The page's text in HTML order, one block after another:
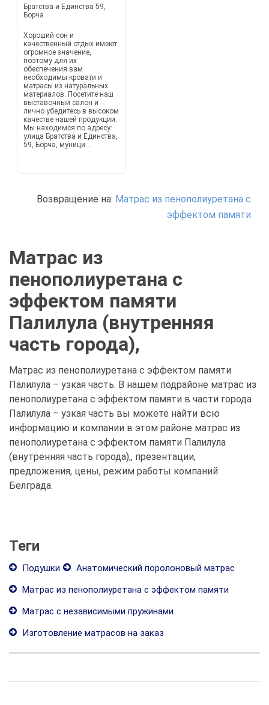
Братства и Единства 59,
Борча
Хороший сон и
качественный отдых имеют
огромное значение,
поэтому для их
обеспечения вам
необходимы кровати и
матрасы из натуральных
материалов. Посетите наш
выставочный салон и
лично убедитесь в высоком
качестве нашей продукции.
Мы находимся по адресу:
улица Братства и Единства,
59, Борча, муници...
Возвращение на: Матрас из пенополиуретана с
эффектом памяти
Матрас из
пенополиуретана с
эффектом памяти
Палилула (внутренняя
часть города),
Матрас из пенополиуретана с эффектом памяти
Палилула – узкая часть. В нашем подрайоне матрас из
пенополиуретана с эффектом памяти в части города
Палилула – узкая часть вы можете найти всю
информацию и компании в этом районе матрас из
пенополиуретана с эффектом памяти Палилула
(внутренняя часть города),, презентации,
предложения, цены, режим работы компаний
Белграда.
Теги
Подушки
Анатомический поролоновый матрас
Матрас из пенополиуретана с эффектом памяти
Матрас с независимыми пружинами
Изготовление матрасов на заказ